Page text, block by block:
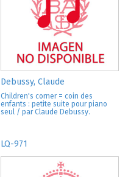
Debussy, Claude
Children's corner = coin des
enfants : petite suite pour piano
seul / par Claude Debussy.
LQ-971